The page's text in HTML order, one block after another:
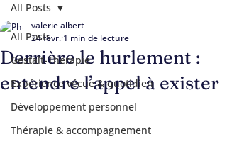
All Posts
Gestalt-Therapie
Expérience vécue & quotidien
Développement personnel
Thérapie & accompagnement
All Posts
Derrière le hurlement :
entendre l’appel à exister
valerie albert
24 févr. 1 min de lecture